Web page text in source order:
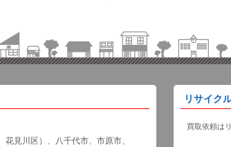
見川区）、八千代市、市原市、
リサイク
買取依頼は